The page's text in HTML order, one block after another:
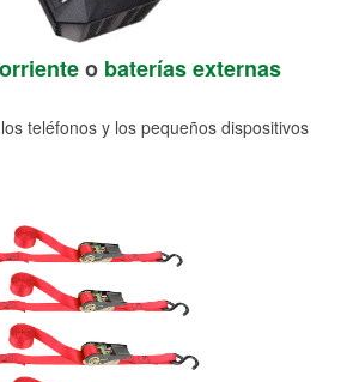
o baterías externas
teléfonos y los pequeños dispositivos